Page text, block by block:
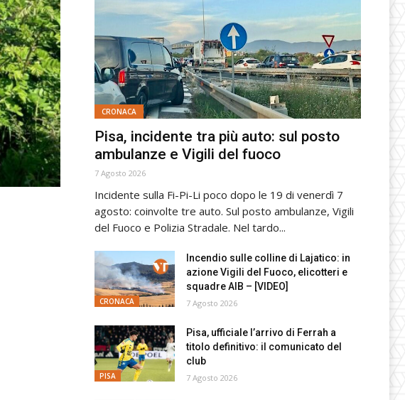
CRONACA
Pisa, incidente tra più auto: sul posto
ambulanze e Vigili del fuoco
7 Agosto 2026
Incidente sulla Fi-Pi-Li poco dopo le 19 di venerdì 7
agosto: coinvolte tre auto. Sul posto ambulanze, Vigili
del Fuoco e Polizia Stradale. Nel tardo...
CRONACA
Incendio sulle colline di Lajatico: in
azione Vigili del Fuoco, elicotteri e
squadre AIB – [VIDEO]
7 Agosto 2026
PISA
Pisa, ufficiale l’arrivo di Ferrah a
titolo definitivo: il comunicato del
club
7 Agosto 2026